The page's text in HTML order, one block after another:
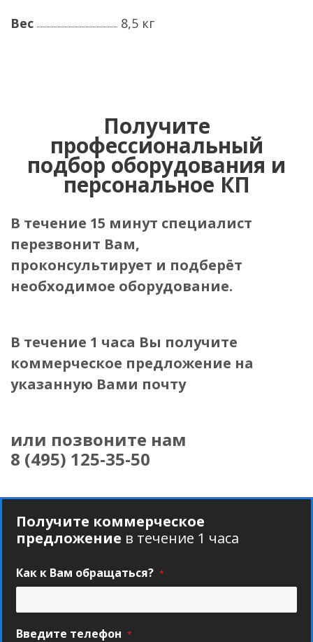
Вес 8,5 кг
Получите
профессиональный
подбор оборудования и
персональное КП
В течение 15 минут специалист
перезвонит Вам,
проконсультирует и подберёт
необходимое оборудование.
В течение 1 часа Вы получите
коммерческое предложение на
указанную Вами почту
или позвоните нам
8 (495) 125-35-50
Получите коммерческое
предложение в течение 1 часа
Как к Вам обращаться? *
Введите телефон *